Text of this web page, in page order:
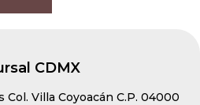
CDMX
Col. Villa Coyoacán C.P. 04000